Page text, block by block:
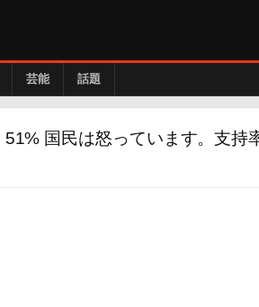
芸能 話題
国民は怒っています。支持